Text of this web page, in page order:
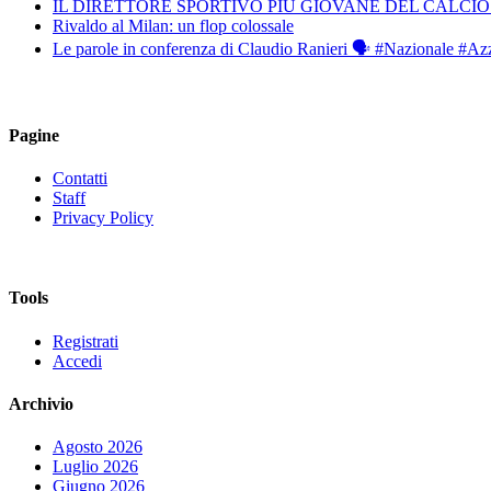
IL DIRETTORE SPORTIVO PIÙ GIOVANE DEL
Rivaldo al Milan: un flop colossale
Le parole in conferenza di Claudio Ranieri 🗣️ #Nazionale
Pagine
Contatti
Staff
Privacy Policy
Tools
Registrati
Accedi
Archivio
Agosto 2026
Luglio 2026
Giugno 2026